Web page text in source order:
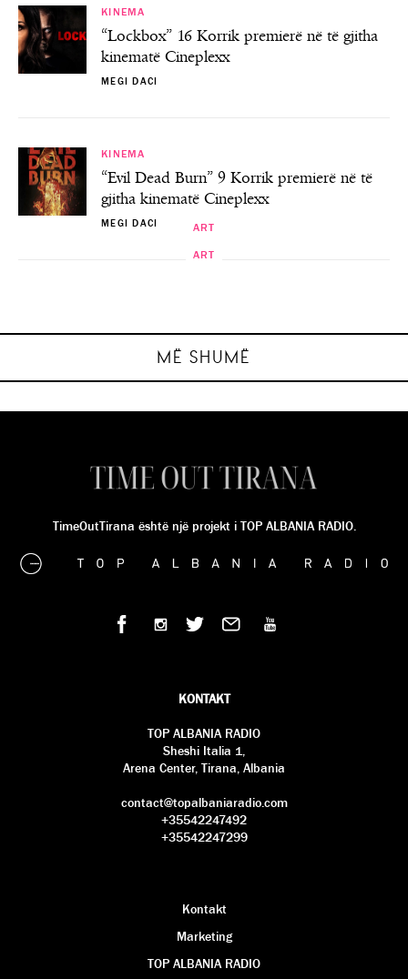
KINEMA
“Lockbox” 16 Korrik premierë në të gjitha
kinematë Cineplexx
MEGI DACI
KINEMA
“Evil Dead Burn” 9 Korrik premierë në të
gjitha kinematë Cineplexx
MEGI DACI
MË SHUMË
ART
MEGI DACI
ART
MEGI DACI
ART
MEGI DACI
ART
MEGI DACI
TimeOutTirana është një projekt i TOP ALBANIA RADIO.
KONTAKT
TOP ALBANIA RADIO
Sheshi Italia 1,
Arena Center, Tirana, Albania
contact@topalbaniaradio.com
+35542247492
+35542247299
Kontakt
Marketing
TOP ALBANIA RADIO